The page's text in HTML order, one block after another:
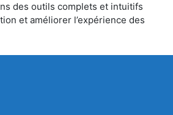
des outils complets et intuitifs
et améliorer l’expérience des